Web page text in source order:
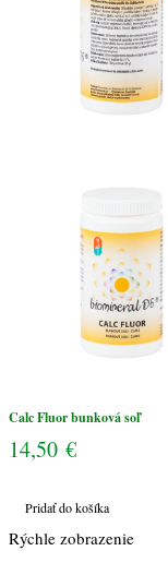
Calc Fluor bunková soľ
14,50 €
Pridať do košíka
Rýchle zobrazenie